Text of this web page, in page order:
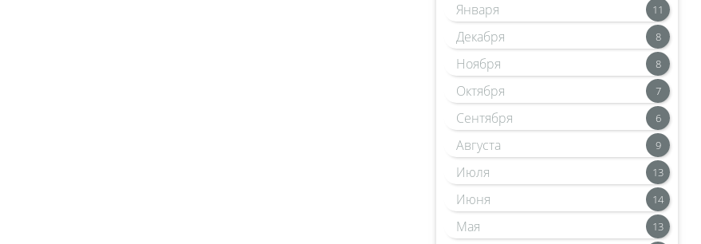
Января 11
Декабря 8
Ноября 8
Октября 7
Сентября 6
Августа 9
Июля 13
Июня 14
Мая 13